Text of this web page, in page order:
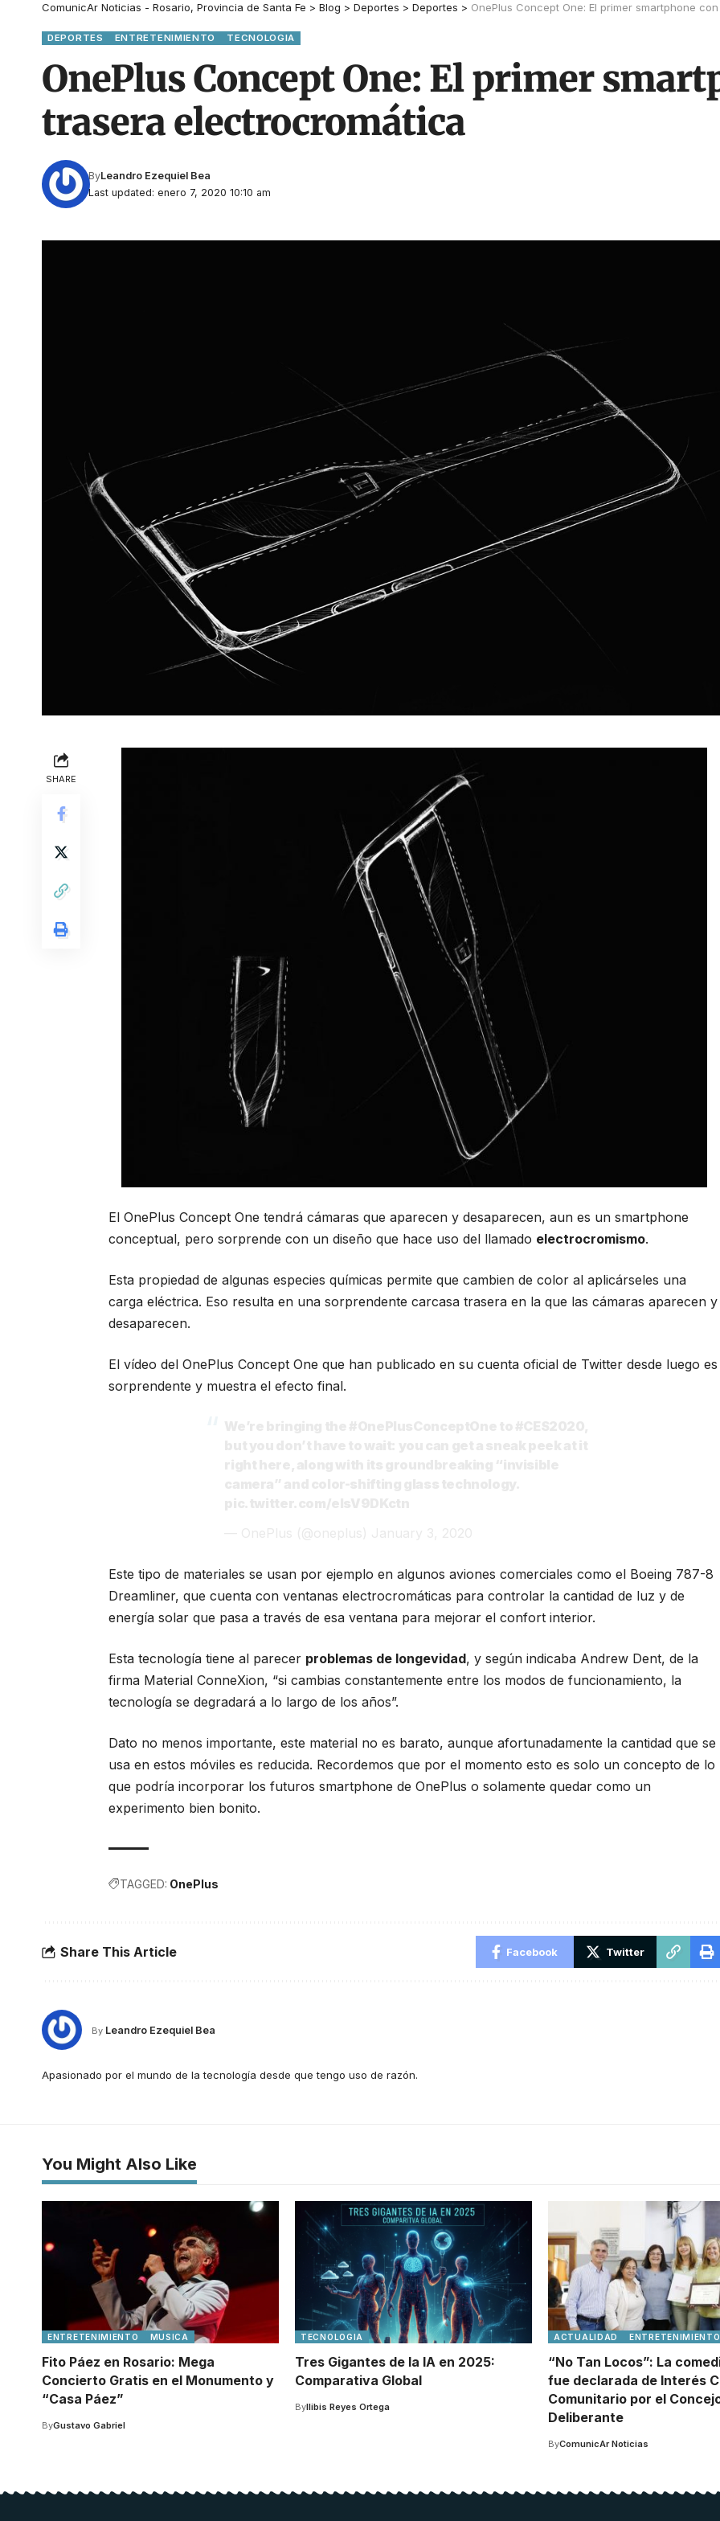
ComunicAr Noticias - Rosario, Provincia de Santa Fe > Blog > Deportes > Deportes > OnePlus Concept One: El primer smartphone
DEPORTES ENTRETENIMIENTO TECNOLOGIA
OnePlus Concept One: El primer
trasera electrocromática
Last updated: enero 7, 2020 10:10 am
ByLeandro Ezequiel Bea
SHARE
El OnePlus Concept One tendrá cámaras que aparecen y desaparecen, aun es un smartphone
conceptual, pero sorprende con un diseño que hace uso del llamado electrocromismo.
Esta propiedad de algunas especies químicas permite que cambien de color al aplicárseles una
carga eléctrica. Eso resulta en una sorprendente carcasa trasera en la que las cámaras aparecen y
desaparecen.
El vídeo del OnePlus Concept One que han publicado en su cuenta oficial de Twitter desde luego es
sorprendente y muestra el efecto final.
Este tipo de materiales se usan por ejemplo en algunos aviones comerciales como el Boeing 787-8
Dreamliner, que cuenta con ventanas electrocromáticas para controlar la cantidad de luz y de
energía solar que pasa a través de esa ventana para mejorar el confort interior.
Esta tecnología tiene al parecer problemas de longevidad, y según indicaba Andrew Dent, de la
firma Material ConneXion, “si cambias constantemente entre los modos de funcionamiento, la
tecnología se degradará a lo largo de los años”.
Dato no menos importante, este material no es barato, aunque afortunadamente la cantidad que se
usa en estos móviles es reducida. Recordemos que por el momento esto es solo un concepto de lo
que podría incorporar los futuros smartphone de OnePlus o solamente quedar como un
experimento bien bonito.
TAGGED: OnePlus
Share This Article Facebook Twitter
By Leandro Ezequiel Bea
Apasionado por el mundo de la tecnología desde que tengo uso de razón.
You Might Also Like
ENTRETENIMIENTO MUSICA
Fito Páez en Rosario: Mega
Concierto Gratis en el Monumento y
“Casa Páez”
ByGustavo Gabriel
TECNOLOGIA
Tres Gigantes de la IA en 2025:
Comparativa Global
ByIlibis Reyes Ortega
ACTUALIDAD ENTRETENIMIENTO
“No Tan Locos”: La
fue declarada de Interés
Comunitario por el
Deliberante
ByComunicAr Noticias